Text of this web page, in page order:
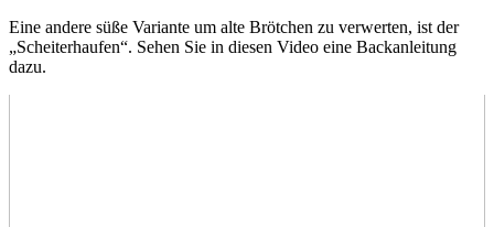
Eine andere süße Variante um alte Brötchen zu verwerten, ist der
„Scheiterhaufen“. Sehen Sie in diesen Video eine Backanleitung
dazu.